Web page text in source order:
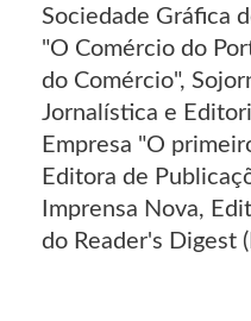
Sociedade Gráfica
"O Comércio do
do Comércio",
Jornalística e
Empresa "O
Editora de
Imprensa Nova,
do Reader's Digest